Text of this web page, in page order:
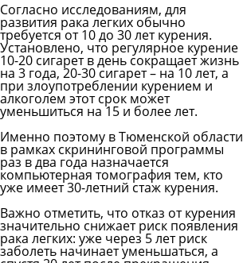
Согласно исследованиям, для
развития рака легких обычно
требуется от 10 до 30 лет курения.
Установлено, что регулярное курение
10-20 сигарет в день сокращает жизнь
на 3 года, 20-30 сигарет – на 10 лет, а
при злоупотреблении курением и
алкоголем этот срок может
уменьшиться на 15 и более лет.
Именно поэтому в Тюменской области
в рамках скрининговой программы
раз в два года назначается
компьютерная томография тем, кто
уже имеет 30-летний стаж курения.
Важно отметить, что отказ от курения
значительно снижает риск появления
рака легких: уже через 5 лет риск
заболеть начинает уменьшаться, а